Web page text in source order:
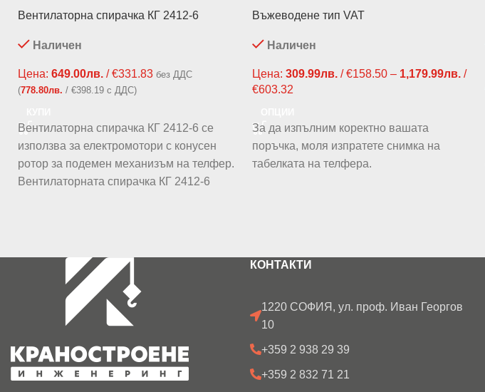
Вентилаторна спирачка КГ 2412-6
Наличен
Цена: 649.00лв. / €331.83 без ДДС
(778.80лв. / €398.19 с ДДС)
Вентилаторна спирачка КГ 2412-6 се
използва за електромотори с конусен
ротор за подемен механизъм на телфер.
Вентилаторната спирачка КГ 2412-6
Въжеводене тип VAT
Наличен
Цена: 309.99лв./ €158.50 – 1,179.99лв./
€603.32
За да изпълним коректно вашата
поръчка, моля изпратете снимка на
табелката на телфера.
КОНТАКТИ
1220 СОФИЯ, ул. проф. Иван Георгов
10
+359 2 938 29 39
+359 2 832 71 21